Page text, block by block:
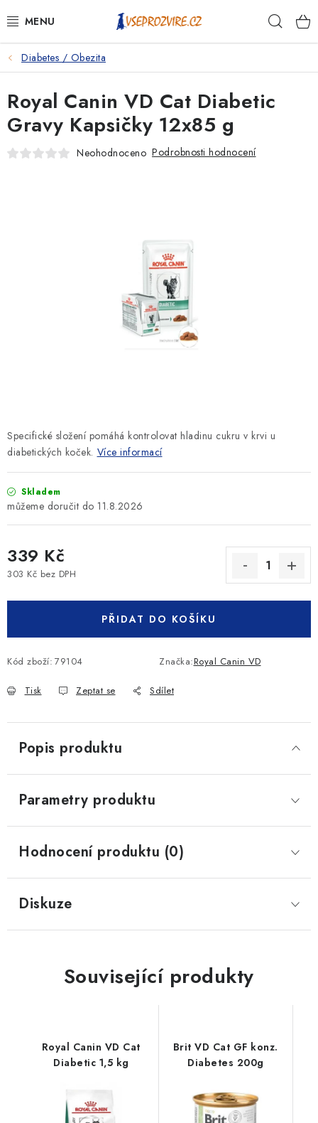
na
PSI
KOČKY
KONĚ
Diabetes / Obezita
Specifické složení pomáhá kontrolovat hladinu cukru v krvi u
diabetických koček. Více informací
Skladem
11.8.2026
339 Kč
303 Kč bez DPH
PŘIDAT DO KOŠÍKU
Kód zboží: 79104 Značka:Royal Canin VD
Tisk Zeptat se Sdílet
Royal Canin VD Cat Diabetic
Gravy Kapsičky 12x85 g
Neohodnoceno Podrobnosti hodnocení
Popis produktu
Parametry produktu
Hodnocení produktu (0)
Diskuze
Související produkty
Royal Canin VD Cat
Diabetic 1,5 kg
Brit VD Cat GF konz.
Diabetes 200g